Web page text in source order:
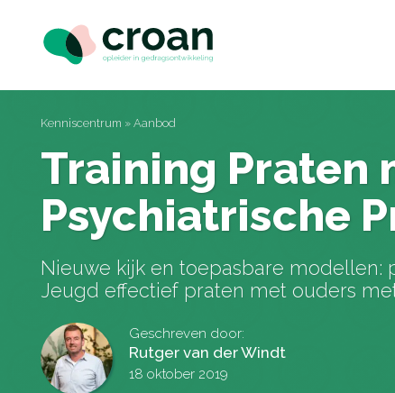
Kenniscentrum » Aanbod
Training Praten
Psychiatrische
Nieuwe kijk en toepasbare modellen:
Jeugd effectief praten met ouders
Geschreven door:
Rutger van der Windt
18 oktober 2019